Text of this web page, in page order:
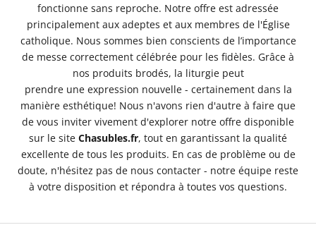
fonctionne sans reproche. Notre offre est adressée
principalement aux adeptes et aux membres de l'Église
catholique. Nous sommes bien conscients de l’importance
de messe correctement célébrée pour les fidèles. Grâce à
nos produits brodés, la liturgie peut
prendre une expression nouvelle - certainement dans la
manière esthétique! Nous n'avons rien d'autre à faire que
de vous inviter vivement d'explorer notre offre disponible
sur le site Chasubles.fr, tout en garantissant la qualité
excellente de tous les produits. En cas de problème ou de
doute, n'hésitez pas de nous contacter - notre équipe reste
à votre disposition et répondra à toutes vos questions.